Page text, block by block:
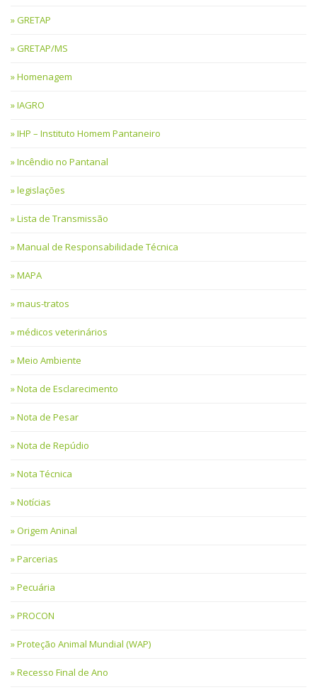
GRETAP
GRETAP/MS
Homenagem
IAGRO
IHP – Instituto Homem Pantaneiro
Incêndio no Pantanal
legislações
Lista de Transmissão
Manual de Responsabilidade Técnica
MAPA
maus-tratos
médicos veterinários
Meio Ambiente
Nota de Esclarecimento
Nota de Pesar
Nota de Repúdio
Nota Técnica
Notícias
Origem Aninal
Parcerias
Pecuária
PROCON
Proteção Animal Mundial (WAP)
Recesso Final de Ano